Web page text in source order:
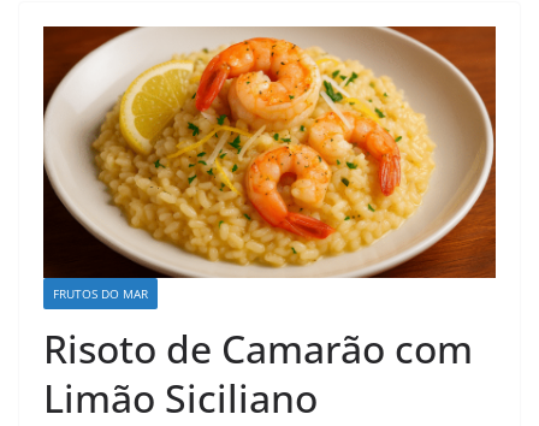
FRUTOS DO MAR
Risoto de Camarão com
Limão Siciliano